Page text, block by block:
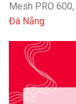
Mesh PRO
Đà Nẵng.